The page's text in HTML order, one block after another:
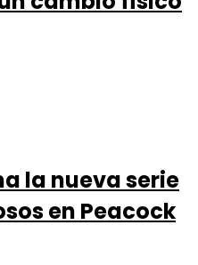
la nueva serie
en Peacock